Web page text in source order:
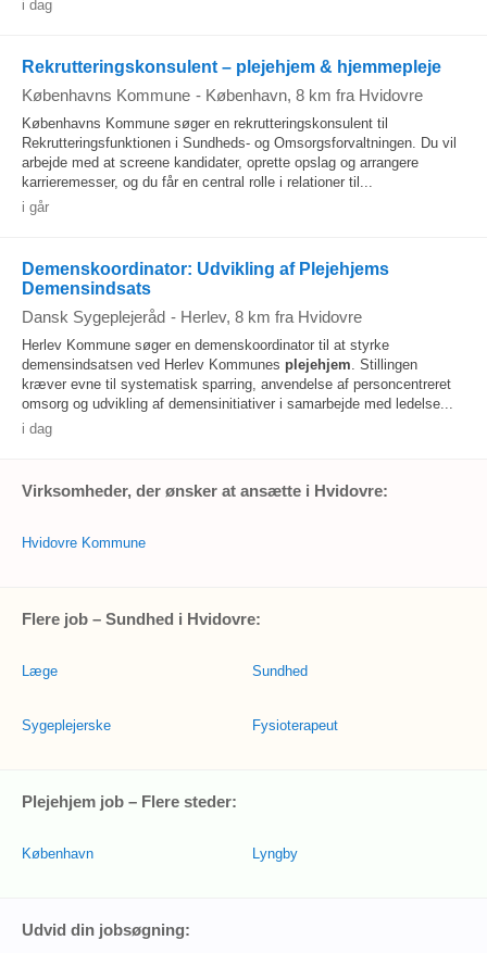
i dag
Rekrutteringskonsulent – plejehjem & hjemmepleje
Københavns Kommune - København, 8 km fra Hvidovre
Københavns Kommune søger en rekrutteringskonsulent til
Rekrutteringsfunktionen i Sundheds- og Omsorgsforvaltningen. Du vil
arbejde med at screene kandidater, oprette opslag og arrangere
karrieremesser, og du får en central rolle i relationer til...
i går
Demenskoordinator: Udvikling af Plejehjems
Demensindsats
Dansk Sygeplejeråd - Herlev, 8 km fra Hvidovre
Herlev Kommune søger en demenskoordinator til at styrke
demensindsatsen ved Herlev Kommunes plejehjem. Stillingen
kræver evne til systematisk sparring, anvendelse af personcentreret
omsorg og udvikling af demensinitiativer i samarbejde med ledelse...
i dag
Virksomheder, der ønsker at ansætte i Hvidovre:
Hvidovre Kommune
Flere job – Sundhed i Hvidovre:
Læge
Sygeplejerske
Sundhed
Fysioterapeut
Plejehjem job – Flere steder:
København Lyngby
Udvid din jobsøgning: